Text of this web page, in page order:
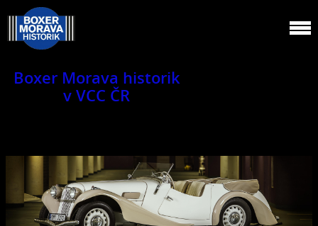
Boxer Morava historik
v VCC ČR
Jsme klub veteránů.